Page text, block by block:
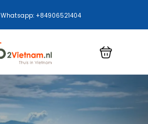
Whatsapp: +84906521404